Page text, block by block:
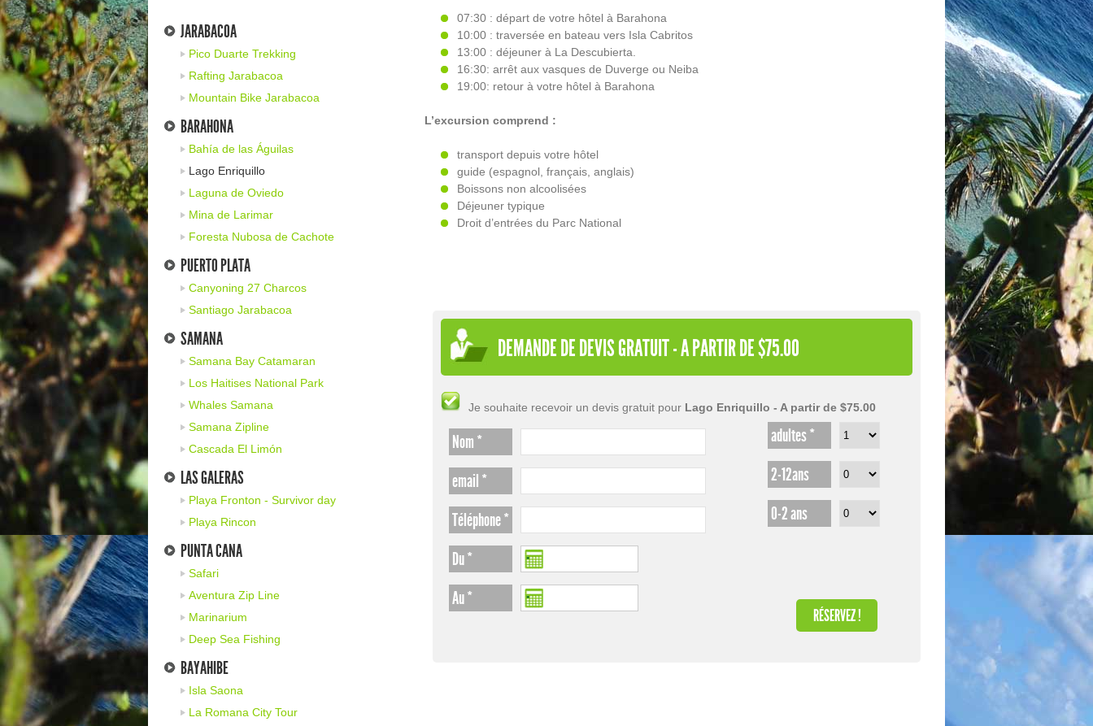
JARABACOA
Pico Duarte Trekking
Rafting Jarabacoa
Mountain Bike Jarabacoa
BARAHONA
Bahía de las Águilas
Lago Enriquillo
Laguna de Oviedo
Mina de Larimar
Foresta Nubosa de Cachote
PUERTO PLATA
Canyoning 27 Charcos
Santiago Jarabacoa
SAMANA
Samana Bay Catamaran
Los Haitises National Park
Whales Samana
Samana Zipline
Cascada El Limón
LAS GALERAS
Playa Fronton - Survivor day
Playa Rincon
PUNTA CANA
Safari
Aventura Zip Line
Marinarium
Deep Sea Fishing
BAYAHIBE
Isla Saona
La Romana City Tour
07:30 : départ de votre hôtel à Barahona
10:00 : traversée en bateau vers Isla Cabritos
13:00 : déjeuner à La Descubierta.
16:30: arrêt aux vasques de Duverge ou Neiba
19:00: retour à votre hôtel à Barahona
L’excursion comprend :
transport depuis votre hôtel
guide (espagnol, français, anglais)
Boissons non alcoolisées
Déjeuner typique
Droit d’entrées du Parc National
DEMANDE DE DEVIS GRATUIT - A PARTIR DE $75.00
Je souhaite recevoir un devis gratuit pour Lago Enriquillo - A partir de $75.00
Nom *
email *
Téléphone *
Du *
Au *
adultes *
2-12ans
0-2 ans